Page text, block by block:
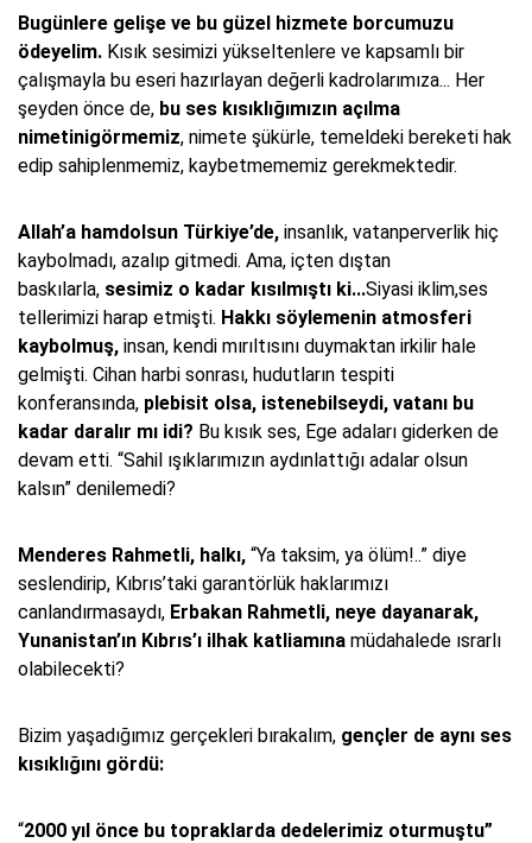
Bugünlere gelişe ve bu güzel hizmete borcumuzu
ödeyelim. Kısık sesimizi yükseltenlere ve kapsamlı bir
çalışmayla bu eseri hazırlayan değerli kadrolarımıza... Her
şeyden önce de, bu ses kısıklığımızın açılma
nimetinigörmemiz, nimete şükürle, temeldeki bereketi hak
edip sahiplenmemiz, kaybetmememiz gerekmektedir.
Allah’a hamdolsun Türkiye’de, insanlık, vatanperverlik hiç
kaybolmadı, azalıp gitmedi. Ama, içten dıştan
baskılarla, sesimiz o kadar kısılmıştı ki...Siyasi iklim,ses
tellerimizi harap etmişti. Hakkı söylemenin atmosferi
kaybolmuş, insan, kendi mırıltısını duymaktan irkilir hale
gelmişti. Cihan harbi sonrası, hudutların tespiti
konferansında, plebisit olsa, istenebilseydi, vatanı bu
kadar daralır mı idi? Bu kısık ses, Ege adaları giderken de
devam etti. “Sahil ışıklarımızın aydınlattığı adalar olsun
kalsın” denilemedi?
Menderes Rahmetli, halkı, “Ya taksim, ya ölüm!..” diye
seslendirip, Kıbrıs’taki garantörlük haklarımızı
canlandırmasaydı, Erbakan Rahmetli, neye dayanarak,
Yunanistan’ın Kıbrıs’ı ilhak katliamına müdahalede ısrarlı
olabilecekti?
Bizim yaşadığımız gerçekleri bırakalım, gençler de aynı ses
kısıklığını gördü:
“2000 yıl önce bu topraklarda dedelerimiz oturmuştu”